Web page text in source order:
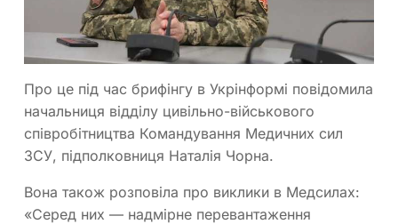
Про це під час брифінгу в Укрінформі повідомила
начальниця відділу цивільно-військового
співробітництва Командування Медичних сил
ЗСУ, підполковниця Наталія Чорна.
Вона також розповіла про виклики в Медсилах:
«Серед них — надмірне перевантаження